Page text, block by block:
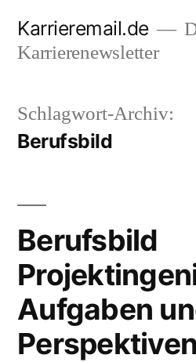
Inhalt
Karrieremail.de
Karrierenewsletter
Schlagwort-Archiv:
Berufsbild
Berufsbild
Aufgaben
Perspektiven